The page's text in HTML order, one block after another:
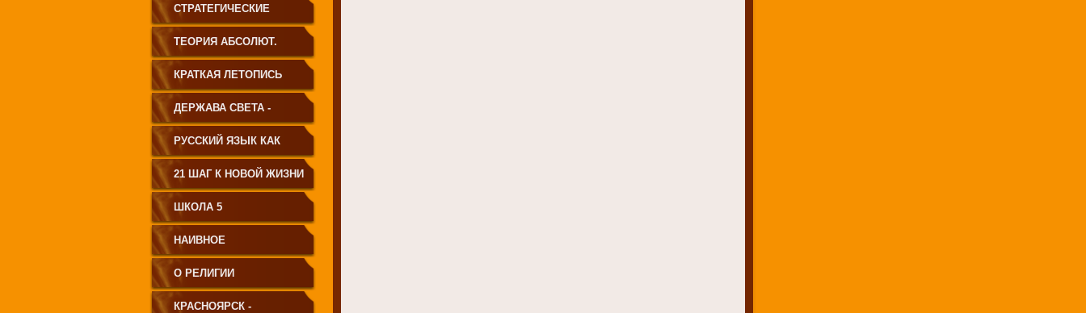
ЧЕЛОВЕК
СТРАТЕГИЧЕСКИЕ
ЧЕРТЫ УКЛАДА
ГОСУДАРСТВА
ПРИНЦИПИАЛЬНО
НОВОГО ТИПА
ТЕОРИЯ АБСОЛЮТ.
СВЕТА
КРАТКАЯ ЛЕТОПИСЬ
ЧЕЛОВЕЧЕСТВА
ДЕРЖАВА СВЕТА -
ВЕНЕЦ ЧЕЛОВЕЧЕСТВА
РУССКИЙ ЯЗЫК КАК
ЧАСТЬ МАТРИЦЫ
ТВОРЕНИЯ
21 ШАГ К НОВОЙ ЖИЗНИ
ШКОЛА 5
НАИВНОЕ
СВЕТОПРЕДСТАВЛЕНИЕ
О РЕЛИГИИ
КРАСНОЯРСК -